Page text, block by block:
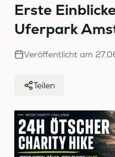
Erste
Uferpark
Veröffentlicht am
Teilen